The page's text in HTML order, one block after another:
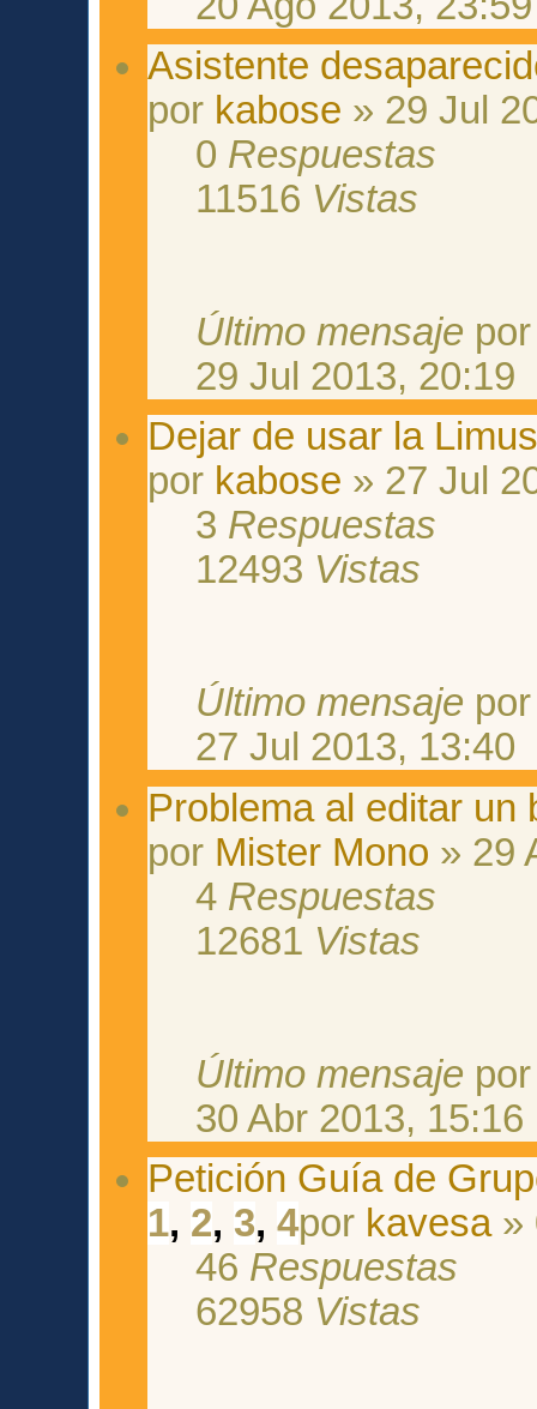
Asistente
por kabose » 29 Jul
0 Respuestas
11516 Vistas
Último mensaje
29 Jul 2013, 20:19
Dejar de usar la
por kabose » 27 Jul
3 Respuestas
12493 Vistas
Último mensaje
27 Jul 2013, 13:40
Problema al editar un
por Mister Mono » 29
4 Respuestas
12681 Vistas
Último mensaje
30 Abr 2013, 15:16
Petición Guía de
1, 2, 3,4por kavesa»
46 Respuestas
62958 Vistas